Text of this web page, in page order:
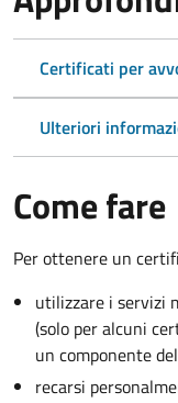
Certificati per
Ulteriori
Come fare
Per ottenere un
utilizzare i servizi
(solo per alcuni
un componente
recarsi